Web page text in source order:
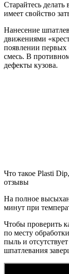
Старайтесь
имеет свойство
Нанесение
движениями
появлении первых
смесь. В
дефекты кузова.
Что такое Plasti
отзывы
На полное
минут при
Чтобы проверить
по месту
пыль и
шпатлевания